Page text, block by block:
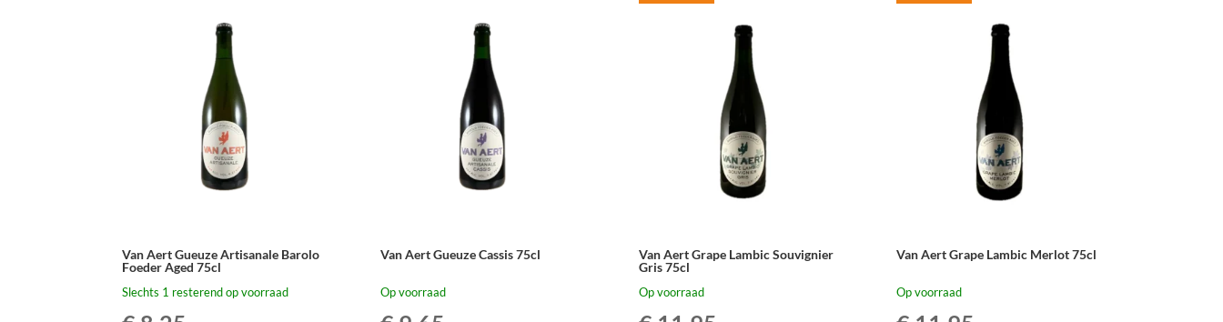
Van Aert Gueuze Artisanale Barolo
Foeder Aged 75cl
Slechts 1 resterend op voorraad
Van Aert Gueuze Cassis 75cl
Op voorraad
Van Aert Grape Lambic Souvignier
Gris 75cl
Op voorraad
Van Aert Grape Lambic Merlot 75cl
Op voorraad